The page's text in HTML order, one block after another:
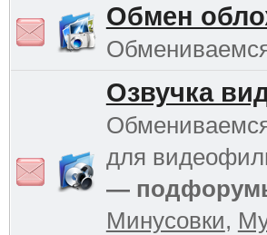
Обмен
Озвучка
для
—
Минусовки,